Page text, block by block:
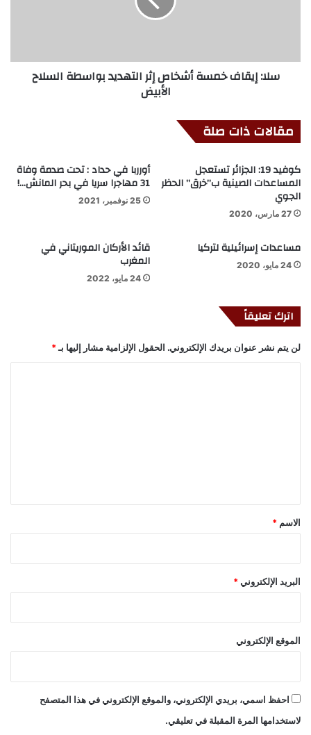
سلا: إيقاف خمسة أشخاص إثر التهديد بواسطة السلاح
الأبيض
مقالات ذات صلة
كوفيد 19: الجزائر تستعجل
المساعدات الصينية ب”خرق” الحظر
الجوي
27 مارس، 2020
أورربا في حداد : تحت صدمة وفاة
31 مهاجرا سريا في بحر المانش…!
25 نوفمبر، 2021
مساعدات إسرائيلية لتركيا
24 مايو، 2020
قائد الأركان الموريتاني في
المغرب
24 مايو، 2022
اترك تعليقاً
لن يتم نشر عنوان بريدك الإلكتروني. الحقول الإلزامية مشار إليها بـ*
*
الاسم *
البريد الإلكتروني *
الموقع الإلكتروني
احفظ اسمي، بريدي الإلكتروني، والموقع الإلكتروني في هذا المتصفح
لاستخدامها المرة المقبلة في تعليقي.